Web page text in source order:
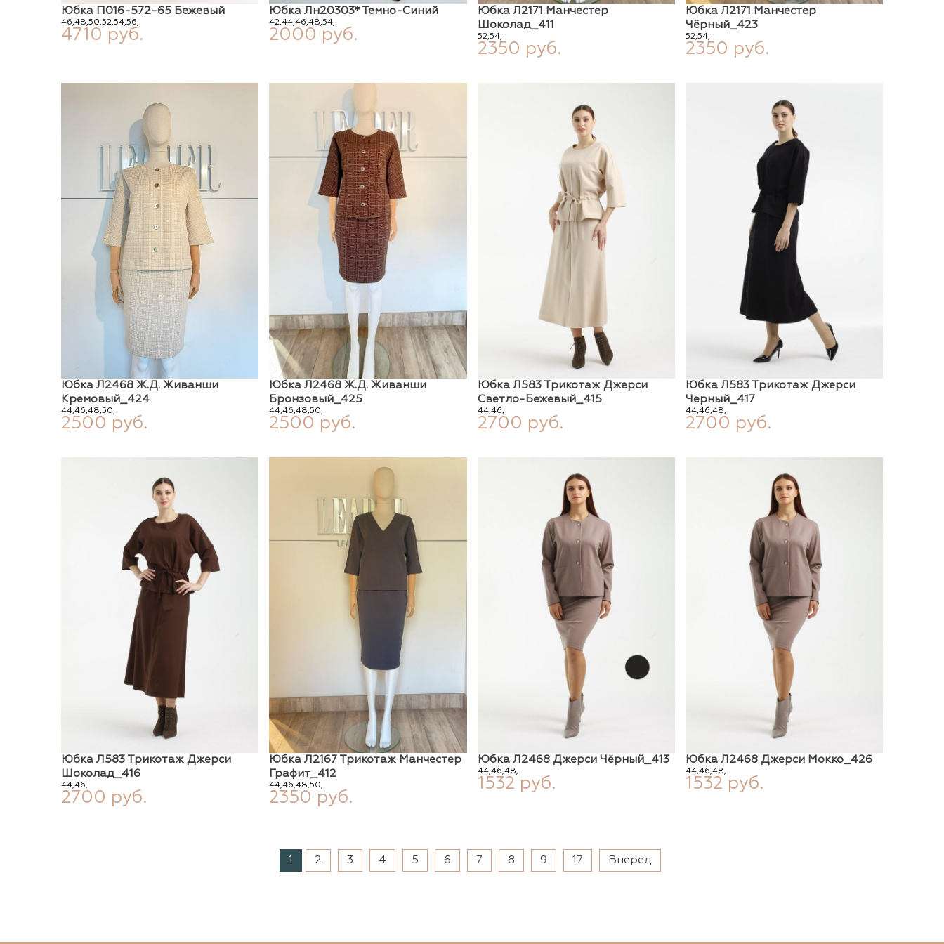
Юбка П016-572-65 Бежевый
46,48,50,52,54,56,
4710 руб.
Юбка Лн20303* Темно-Синий
42,44,46,48,54,
2000 руб.
Юбка Л2171 Манчестер
Шоколад_411
52,54,
2350 руб.
Юбка Л2171 Манчестер
Чёрный_423
52,54,
2350 руб.
Юбка Л2468 Ж.д. Живанши
Кремовый_424
44,46,48,50,
2500 руб.
Юбка Л2468 Ж.д. Живанши
Бронзовый_425
44,46,48,50,
2500 руб.
Юбка Л583 Трикотаж Джерси
Светло-Бежевый_415
44,46,
2700 руб.
Юбка Л583 Трикотаж Джерси
Черный_417
44,46,48,
2700 руб.
Юбка Л583 Трикотаж Джерси
Шоколад_416
44,46,
2700 руб.
Юбка Л2167 Трикотаж Манчестер
Графит_412
44,46,48,50,
2350 руб.
Юбка Л2468 Джерси Чёрный_413
44,46,48,
1532 руб.
Юбка Л2468 Джерси Мокко_426
44,46,48,
1532 руб.
1 2 3 4 5 6 7 8 9 17 Вперед